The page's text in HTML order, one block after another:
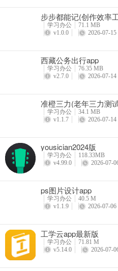
2、点击消息，进入查看收到的
步步都能记(创作效率
学习办公
71.1 MB
v1.0.0
2026-07-15
西藏公务出行app
学习办公
76.35 MB
v2.7.0
2026-07-14
准橙三力(老年三力测
学习办公
34.1 MB
v1.1.7
2026-07-14
yousician2024版
学习办公
118.33MB
v4.99.0
2026-07-
ps图片设计app
学习办公
40.5 M
v1.1.9
2026-07-06
工学云app最新版
学习办公
71.81 M
v5.14.0
2026-07-